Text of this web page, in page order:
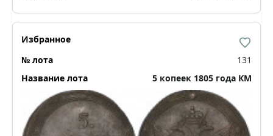
131
5 копеек 1805 года КМ